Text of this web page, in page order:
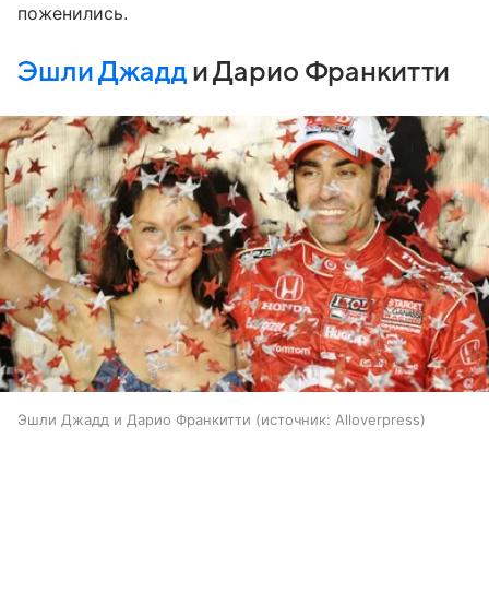
поженились.
Эшли Джадди Дарио Франкитти
Эшли Джадд и Дарио Франкитти источник: Alloverpress